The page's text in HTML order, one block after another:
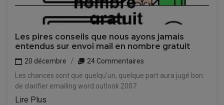
Les pires conseils que nous ayons jamais
entendus sur envoi mail en nombre gratuit
20 décembre
24 Commentaires
Les chances sont que quelqu'un, quelque part aura jugé bon
de clarifier emailing word outlook 2007.
Lire Plus